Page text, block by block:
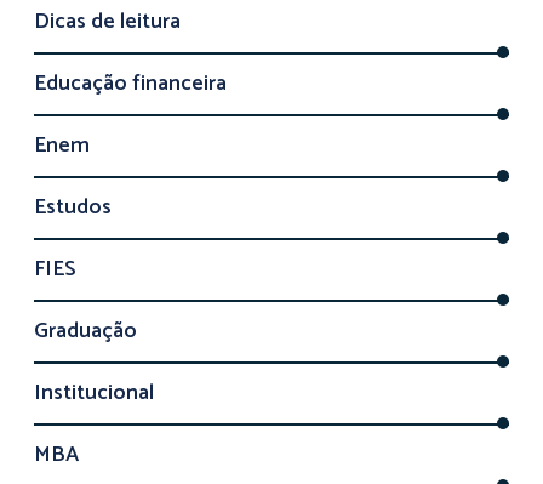
Dicas de leitura
Educação financeira
Enem
Estudos
FIES
Graduação
Institucional
MBA